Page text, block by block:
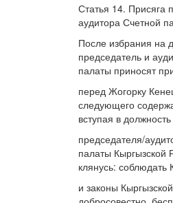
Статья 14. Присяга
аудитора Счетной
После избрания на
председатель и
палаты приносят
перед Жогорку
следующего
вступая в должность
председателя/
палаты Кыргызской
клянусь: соблюдать
и законы